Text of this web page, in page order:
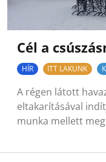
Cél a
HÍR ITT LAKUNK
A régen látott
eltakarításával
munka mellett